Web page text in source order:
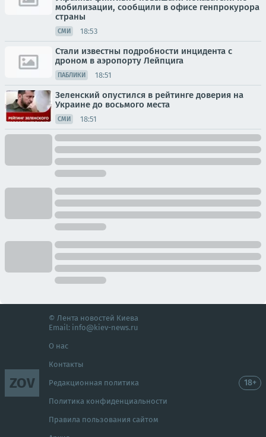
мобилизации, сообщили в офисе генпрокурора
страны
СМИ 18:53
Стали известны подробности инцидента с
дроном в аэропорту Лейпцига
ПАБЛИКИ 18:51
Зеленский опустился в рейтинге доверия на
Украине до восьмого места
СМИ 18:51
ZOV
© Лента новостей Киева
Email: info@kiev-news.ru
О нас
Контакты
Редакционная политика
Политика конфиденциальности
Правила пользования сайтом
18+